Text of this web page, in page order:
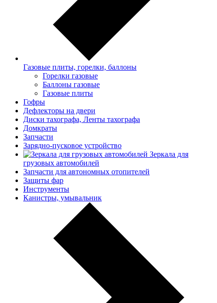
Газовые плиты, горелки, баллоны
Горелки газовые
Баллоны газовые
Газовые плиты
Гофры
Дефлекторы на двери
Диски тахографа, Ленты тахографа
Домкраты
Запчасти
Зарядно-пусковое устройство
Зеркала для
грузовых автомобилей
Запчасти для автономных отопителей
Защиты фар
Инструменты
Канистры, умывальник